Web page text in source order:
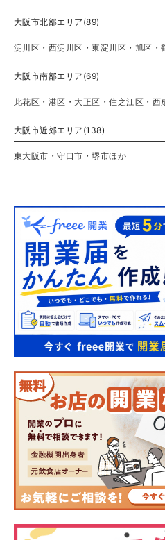
大阪市北部エリア(89)
淀川区・西淀川区・東淀川区・旭区・
大阪市南部エリア(69)
此花区・港区・大正区・住之江区・
大阪市近郊エリア(138)
東大阪市・守口市・堺市ほか